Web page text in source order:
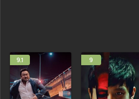
9.1 9